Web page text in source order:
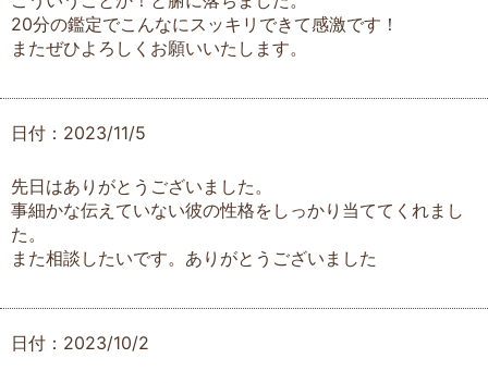
20分の鑑定でこんなにスッキリできて感激です！
またぜひよろしくお願いいたします。
日付：2023/11/5
先日はありがとうございました。
事細かな伝えていない彼の性格をしっかり当ててくれまし
た。
また相談したいです。ありがとうございました
日付：2023/10/2